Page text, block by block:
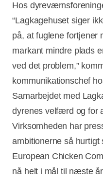
Hos
“Lagkagehuset siger
på, at fuglene fortjener
markant mindre plads
ved det problem,”
kommunikationschef
Samarbejdet med
dyrenes velfærd og for
Virksomheden har
ambitionerne så
European Chicken
nå helt i mål til næste